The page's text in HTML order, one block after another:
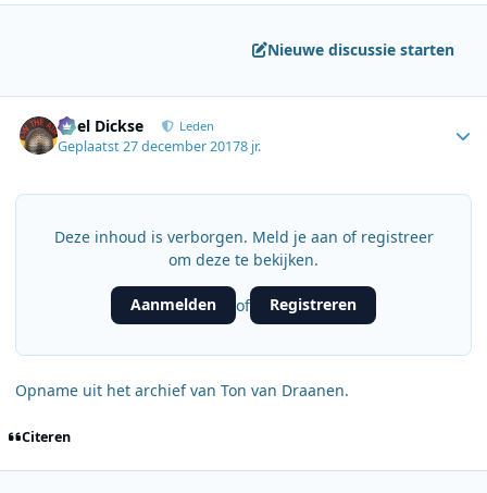
Nieuwe discussie starten
Roel Dickse Leden
Geplaatst27 december 20178 jr.
Deze inhoud is verborgen. Meld je aan of registreer
om deze te bekijken.
Aanmelden of Registreren
Opname uit het archief van Ton van Draanen.
Citeren